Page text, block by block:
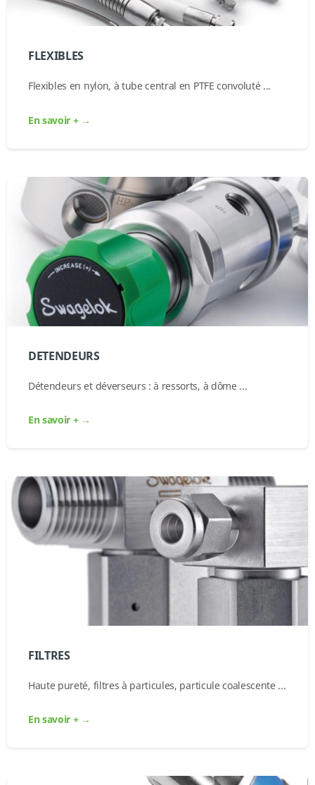
FLEXIBLES
Flexibles en nylon, à tube central en PTFE convoluté ...
En savoir + →
DETENDEURS
Détendeurs et déverseurs : à ressorts, à dôme ...
En savoir + →
FILTRES
Haute pureté, filtres à particules, particule coalescente ...
En savoir + →